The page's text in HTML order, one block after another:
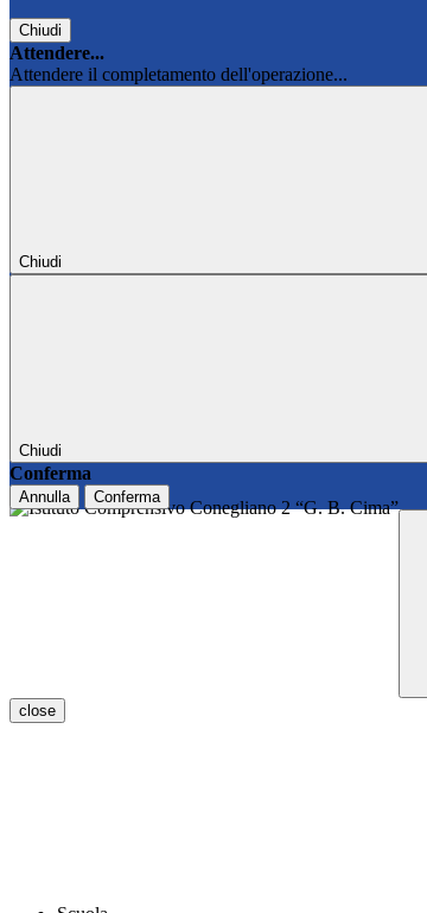
Chiudi
Attendere...
Attendere il completamento dell'operazione...
Chiudi
Chiudi
Conferma
Annulla Conferma
close